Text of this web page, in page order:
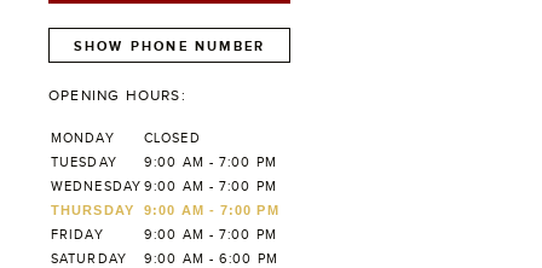
SHOW PHONE NUMBER
OPENING HOURS:
MONDAY
CLOSED
TUESDAY
9:00 AM - 7:00 PM
WEDNESDAY 9:00 AM - 7:00 PM
THURSDAY
9:00 AM - 7:00 PM
FRIDAY
9:00 AM - 7:00 PM
SATURDAY
9:00 AM - 6:00 PM